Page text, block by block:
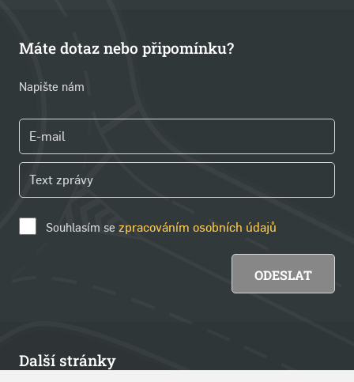
Máte dotaz nebo připomínku?
Napište nám
Souhlasím se zpracováním osobních údajů
Další stránky